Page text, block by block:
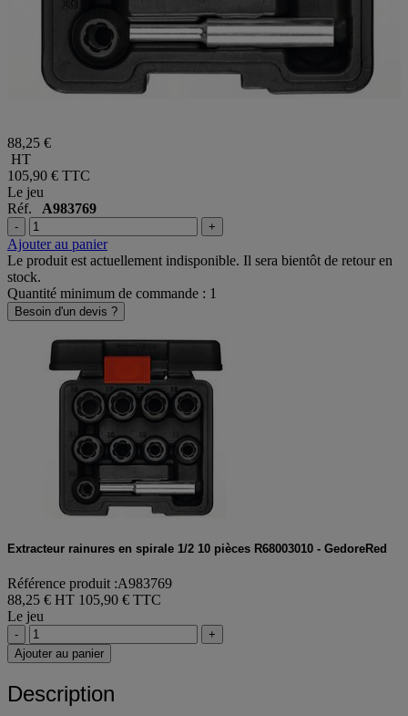
88,25 €
HT
105,90 € TTC
Le jeu
Réf. A983769
- +
Ajouter au panier
Le produit est actuellement indisponible. Il sera bientôt de retour en
stock.
Quantité minimum de commande : 1
Besoin d'un devis ?
Extracteur rainures en spirale 1/2 10 pièces R68003010 - GedoreRed
Référence produit :A983769
88,25 € HT 105,90 € TTC
Le jeu
-
+
Ajouter au panier
Description